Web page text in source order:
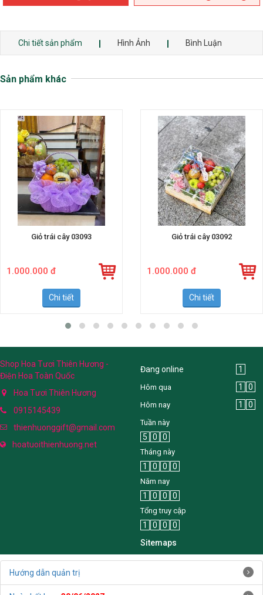
Chi tiết sản phẩm Hình Ảnh Bình Luận
Sản phẩm khác
Giỏ trái cây 03093
1.000.000 đ
Chi tiết
Giỏ trái cây 03092
1.000.000 đ
Chi tiết
Shop Hoa Tươi Thiên Hương -
Điện Hoa Toàn Quốc
Hoa Tươi Thiên Hương
0915145439
thienhuonggift@gmail.com
hoatuoithienhuong.net
Đang online 1
Hôm qua 1 0
Hôm nay 1 0
Tuần này
5 0 0
Tháng này
1 0 0 0
Năm nay
1 0 0 0
Tổng truy cập
1 0 0
0
Sitemaps
Hướng dẫn quản trị